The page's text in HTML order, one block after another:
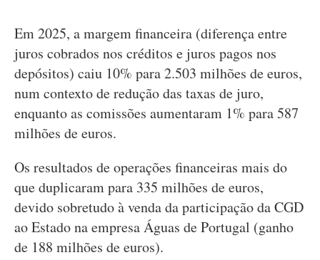
Em 2025, a margem financeira (diferença entre
juros cobrados nos créditos e juros pagos nos
depósitos) caiu 10% para 2.503 milhões de euros,
num contexto de redução das taxas de juro,
enquanto as comissões aumentaram 1% para 587
milhões de euros.
Os resultados de operações financeiras mais do
que duplicaram para 335 milhões de euros,
devido sobretudo à venda da participação da CGD
ao Estado na empresa Águas de Portugal (ganho
de 188 milhões de euros).